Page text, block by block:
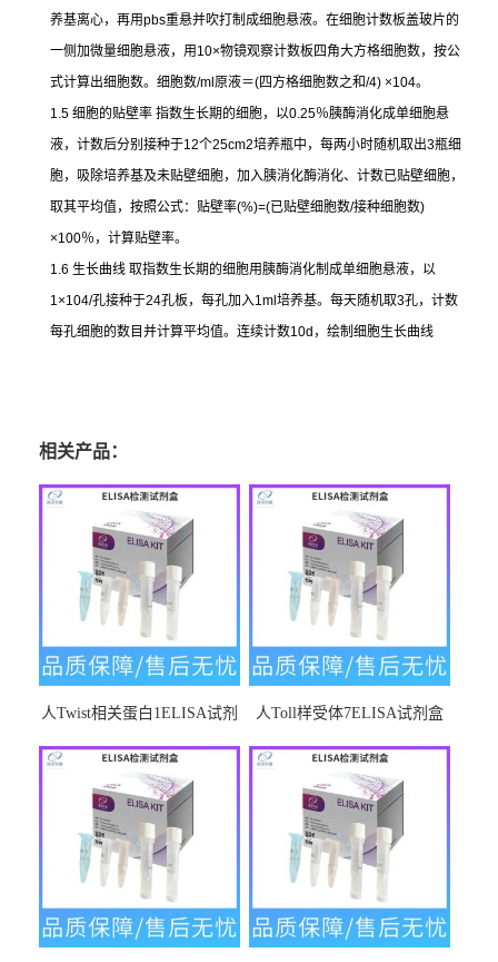
养基离心，再用pbs重悬并吹打制成细胞悬液。在细胞计数板盖玻片的
一侧加微量细胞悬液，用 10×物镜观察计数板四角大方格细胞数，按公
式计算出细胞数。细胞数/ml 原液＝(四方格细胞数之和/4) ×104。
1.5 细胞的贴壁率 指数生长期的细胞，以0.25％胰酶消化成单细胞悬
液，计数后分别接种于12个25cm2培养瓶中，每两小时随机取出3瓶细
胞，吸除培养基及未贴壁细胞，加入胰消化酶消化、计数已贴壁细胞，
取其平均值，按照公式：贴壁率(%)=(已贴壁细胞数/接种细胞数)
×100％，计算贴壁率。
1.6 生长曲线 取指数生长期的细胞用胰酶消化制成单细胞悬液，以
1×104/孔接种于24孔板，每孔加入1ml 培养基。每天随机取3孔，计数
每孔细胞的数目并计算平均值。连续计数10d ，绘制细胞生长曲线
相关产品：
人Twist相关蛋白1ELISA试剂
人Toll样受体7ELISA试剂盒